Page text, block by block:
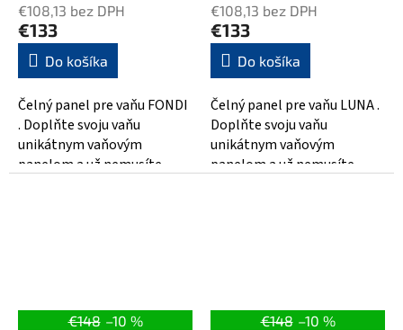
€108,13 bez DPH
€133
Do košíka
Čelný panel pre vaňu FONDI
. Doplňte svoju vaňu
unikátnym vaňovým
panelom a už nemusíte
€108,13 bez DPH
€133
Do košíka
Čelný panel pre vaňu LUNA .
Doplňte svoju vaňu
unikátnym vaňovým
panelom a už nemusíte
€148 –10 %
€148 –10 %